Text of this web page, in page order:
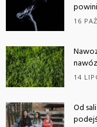
16
14
Od